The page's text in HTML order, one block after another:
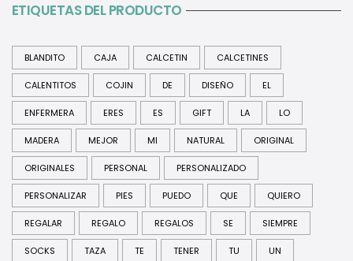
ETIQUETAS DEL PRODUCTO
BLANDITO CAJA CALCETIN CALCETINES
CALENTITOS COJIN DE DISEÑO EL
ENFERMERA ERES ES GIFT LA LO
MADERA MEJOR MI NATURAL ORIGINAL
ORIGINALES PERSONAL PERSONALIZADO
PERSONALIZAR PIES PUEDO QUE QUIERO
REGALAR REGALO REGALOS SE SIEMPRE
SOCKS TAZA TE TENER TU UN